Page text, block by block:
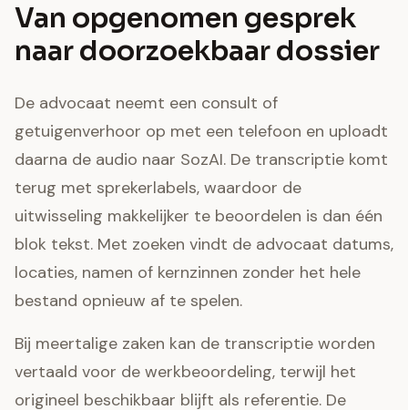
Van opgenomen gesprek
naar doorzoekbaar dossier
De advocaat neemt een consult of
getuigenverhoor op met een telefoon en uploadt
daarna de audio naar SozAI. De transcriptie komt
terug met sprekerlabels, waardoor de
uitwisseling makkelijker te beoordelen is dan één
blok tekst. Met zoeken vindt de advocaat datums,
locaties, namen of kernzinnen zonder het hele
bestand opnieuw af te spelen.
Bij meertalige zaken kan de transcriptie worden
vertaald voor de werkbeoordeling, terwijl het
origineel beschikbaar blijft als referentie. De